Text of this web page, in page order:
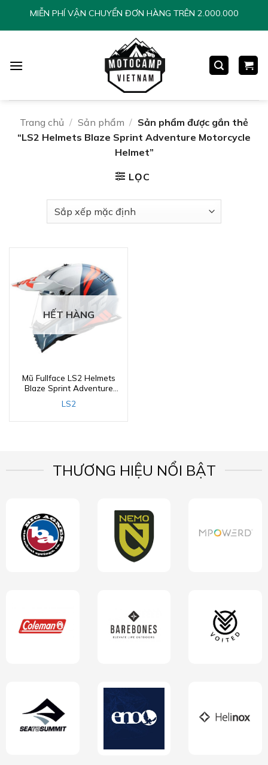
ChuyểnMIỄN PHÍ VẬN CHUYỂN ĐƠN HÀNG TRÊN 2.000.000
Trang chủ / Sản phẩm / Sản phẩm được gắn thẻ
“LS2 Helmets Blaze Sprint Adventure Motorcycle
Helmet”
LỌC
HẾT HÀNG
Mũ Fullface LS2 Helmets
Blaze Sprint Adventure
(White/Red/Gray) (436B-
LS2
THƯƠNG HIỆU NỔI BẬT